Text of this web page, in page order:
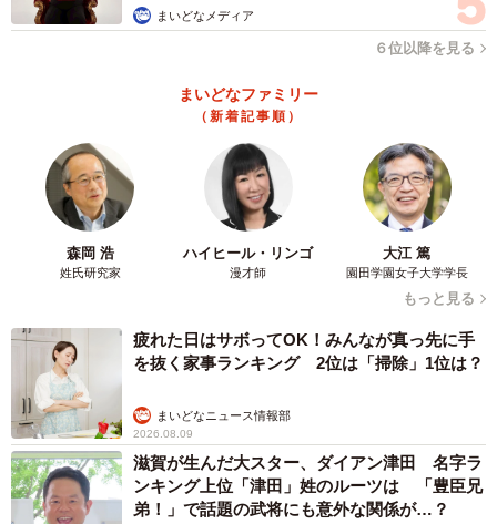
まいどなメディア
６位以降を見る
まいどなファミリー
（新着記事順）
森岡 浩
姓氏研究家
ハイヒール・リンゴ
漫才師
大江 篤
園田学園女子大学学長
もっと見る
疲れた日はサボってOK！みんなが真っ先に手
を抜く家事ランキング 2位は「掃除」1位は？
まいどなニュース情報部
2026.08.09
滋賀が生んだ大スター、ダイアン津田 名字ラ
ンキング上位「津田」姓のルーツは 「豊臣兄
弟！」で話題の武将にも意外な関係が…？